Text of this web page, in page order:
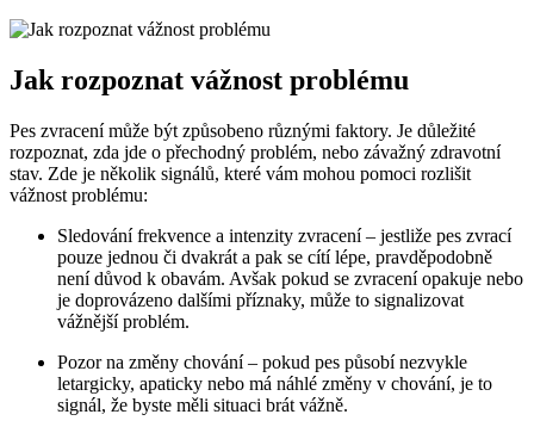
Jak rozpoznat vážnost problému
Pes zvracení může být způsobeno různými faktory. Je důležité
rozpoznat, zda jde o přechodný problém, nebo závažný zdravotní
stav. Zde je několik signálů, které vám mohou pomoci rozlišit
vážnost problému:
Sledování frekvence a intenzity zvracení – jestliže pes zvrací
pouze jednou či dvakrát a pak se cítí lépe, pravděpodobně
není důvod k obavám. Avšak pokud se zvracení opakuje nebo
je doprovázeno dalšími příznaky, může to signalizovat
vážnější problém.
Pozor na změny chování – pokud pes působí nezvykle
letargicky, apaticky nebo má náhlé změny v chování, je to
signál, že byste měli situaci brát vážně.